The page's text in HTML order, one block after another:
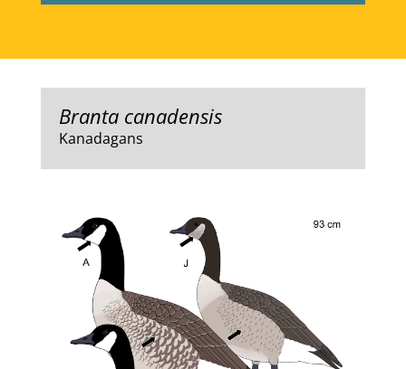
Branta canadensis
Kanadagans